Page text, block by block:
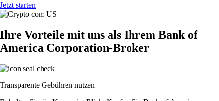
Jetzt starten
Ihre Vorteile mit uns als Ihrem Bank of
America Corporation-Broker
Transparente Gebühren nutzen